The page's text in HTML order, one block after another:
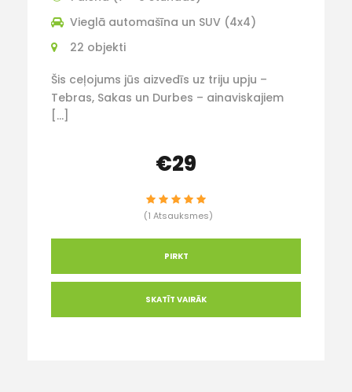
Vieglā automašīna un SUV (4x4)
22 objekti
Šis ceļojums jūs aizvedīs uz triju upju –
Tebras, Sakas un Durbes – ainaviskajiem
[…]
€29
(1 Atsauksmes)
PIRKT
SKATĪT VAIRĀK